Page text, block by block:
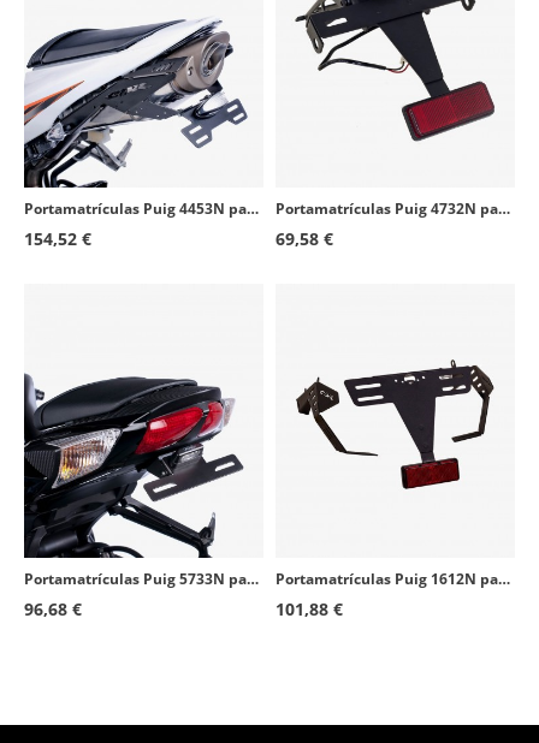
Portamatrículas Puig 4453N para Honda CBR600RR (07-12)
154,52 €
Portamatrículas Puig 4732N para Honda CB1000R (08-16)
69,58 €
Portamatrículas Puig 5733N para Suzuki GSX-R600 (11-16), GSX-R750 (11-16)
96,68 €
Portamatrículas Puig 1612N para Honda CBR600RR (03-06)
101,88 €